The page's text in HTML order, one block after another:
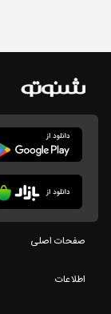
صفحات اصلی
اطلاعات